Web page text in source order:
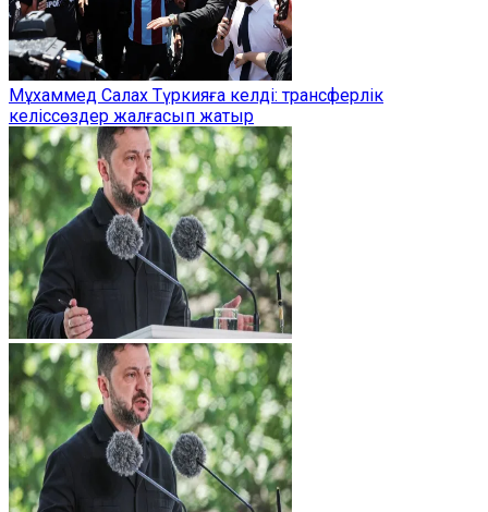
Мұхаммед Салах Түркияға келді: трансферлік
келіссөздер жалғасып жатыр